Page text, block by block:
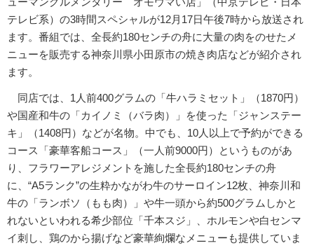
テレビ系）の3時間スペシャルが12月17日午後7時から放送され
ます。番組では、全長約180センチの舟に大量の肉をのせたメ
ニューを販売する神奈川県小田原市の焼き肉店などが紹介され
ます。
同店では、1人前400グラムの「牛ハラミセット」（1870円）
や国産和牛の「カイノミ（バラ肉）」を使った「ジャンステー
キ」（1408円）などが名物。中でも、10人以上で予約ができる
コース「豪華客船コース」（一人前9000円）というものがあ
り、フラワーアレジメントを施した全長約180センチの舟
に、“A5ランク”の生粋かながわ牛のサーロイン12枚、神奈川和
牛の「ランボソ（もも肉）」や牛一頭から約500グラムしかと
れないといわれる希少部位「千本スジ」、ホルモンや白センマ
イ刺し、鶏のから揚げなど豪華絢爛なメニューも提供していま